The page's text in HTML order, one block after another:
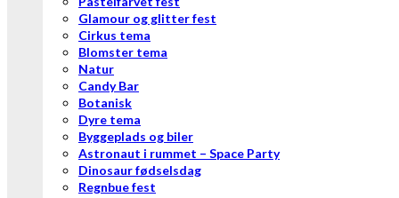
Glamour og glitter fest
Cirkus tema
Blomster tema
Natur
Candy Bar
Botanisk
Dyre tema
Byggeplads og biler
Astronaut i rummet – Space Party
Dinosaur fødselsdag
Regnbue fest